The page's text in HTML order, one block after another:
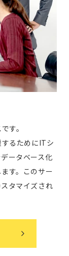
す。
るためにITシ
ータベース化
す。このサー
タマイズされ